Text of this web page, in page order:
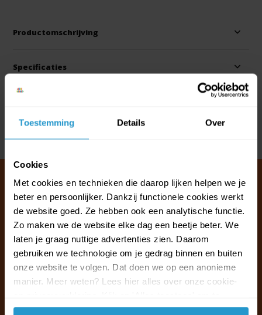
Toestemming Details Over
Cookies
Met cookies en technieken die daarop lijken helpen we je
beter en persoonlijker. Dankzij functionele cookies werkt
de website goed. Ze hebben ook een analytische functie.
Zo maken we de website elke dag een beetje beter. We
laten je graag nuttige advertenties zien. Daarom
gebruiken we technologie om je gedrag binnen en buiten
onze website te volgen. Dat doen we op een anonieme
manier. Meer weten? Lees hier alles over onze cookie-
accepteren.
Productomschrijving
Specificaties
Klantenservice & FAQ
Wij staan voor u klaar.
Ma t/m vr van 09:30 - 16:00 telefonisch
+31 (0)13 785 62 41